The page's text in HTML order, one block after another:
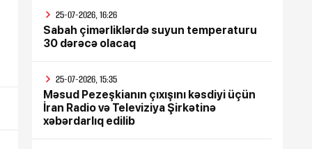
25-07-2026, 16:26
Sabah çimərliklərdə suyun temperaturu
30 dərəcə olacaq
25-07-2026, 15:35
Məsud Pezeşkianın çıxışını kəsdiyi üçün
İran Radio və Televiziya Şirkətinə
xəbərdarlıq edilib